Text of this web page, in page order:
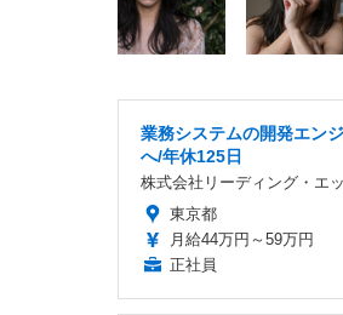
業務システムの開発エン
へ/年休125日
株式会社リーディング・エ
東京都
月給44万円～59万円
正社員